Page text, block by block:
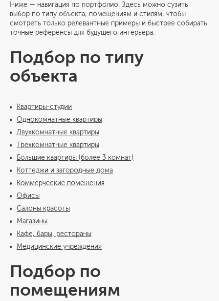
Ниже — навигация по портфолио. Здесь можно сузить
выбор по типу объекта, помещениям и стилям, чтобы
смотреть только релевантные примеры и быстрее собирать
точные референсы для будущего интерьера.
Подбор по типу
объекта
Квартиры-студии
Однокомнатные квартиры
Двухкомнатные квартиры
Трехкомнатные квартиры
Большие квартиры (более 3 комнат)
Коттеджи и загородные дома
Коммерческие помещения
Офисы
Салоны красоты
Магазины
Кафе, бары, рестораны
Медицинские учреждения
Подбор по
помещениям